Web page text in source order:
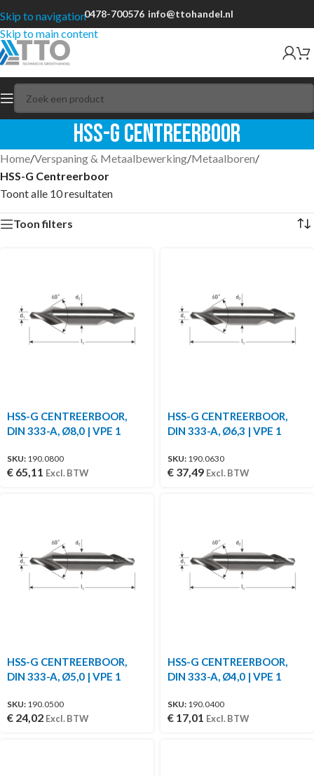
Skip to navigation
Skip to main content
0478-700576 info@ttohandel.nl
HSS-G Centreerboor
Home/Verspaning & Metaalbewerking/Metaalboren/
HSS-G Centreerboor
Toont alle 10 resultaten
Toon filters
HSS-G CENTREERBOOR,
DIN 333-A, Ø8,0 | VPE 1
SKU: 190.0800
€ 65,11 Excl. BTW
HSS-G CENTREERBOOR,
DIN 333-A, Ø6,3 | VPE 1
SKU: 190.0630
€ 37,49 Excl. BTW
HSS-G CENTREERBOOR,
DIN 333-A, Ø5,0 | VPE 1
SKU: 190.0500
€ 24,02 Excl. BTW
HSS-G CENTREERBOOR,
DIN 333-A, Ø4,0 | VPE 1
SKU: 190.0400
€ 17,01 Excl. BTW